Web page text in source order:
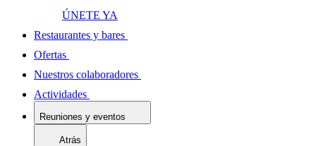
ÚNETE YA
Restaurantes y bares
Ofertas
Nuestros colaboradores
Actividades
Reuniones y eventos
Atrás